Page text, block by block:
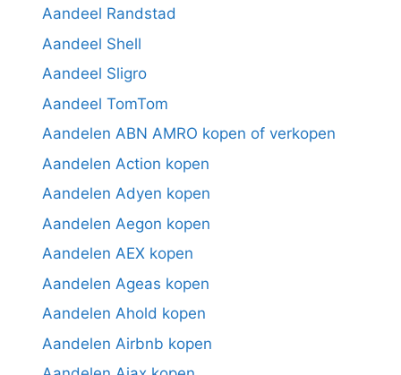
Aandeel Randstad
Aandeel Shell
Aandeel Sligro
Aandeel TomTom
Aandelen ABN AMRO kopen of verkopen
Aandelen Action kopen
Aandelen Adyen kopen
Aandelen Aegon kopen
Aandelen AEX kopen
Aandelen Ageas kopen
Aandelen Ahold kopen
Aandelen Airbnb kopen